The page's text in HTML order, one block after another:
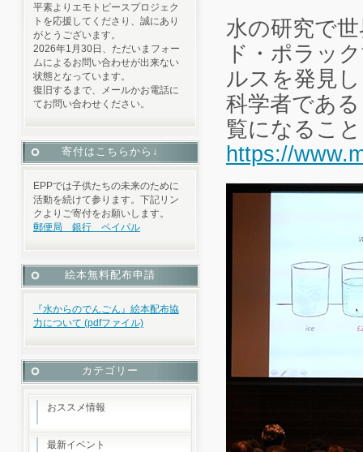
水の研究で
ド・ポラッ
ルスを発見
科学者であ
覧になるこ
https://
平素よりエモトピースプロジェク
トを応援してくださり、誠にあり
がとうございます。
2026年1月30日、ただいまフォー
ムによるお問い合わせが出来ない
状態となっています。
復旧するまで、メールかお電話に
てお問い合わせください。
寄付はこちらから↓
EPPでは子供たちの未来のために
活動を続けて参ります。下記リン
クよりご寄付をお願いします。
郵便局 銀行 ペイパル
絵本無料配布申請
『水からのでんごん』絵本配布協
力について (pdfファイル)
カテゴリー
おススメ情報
最新イベント